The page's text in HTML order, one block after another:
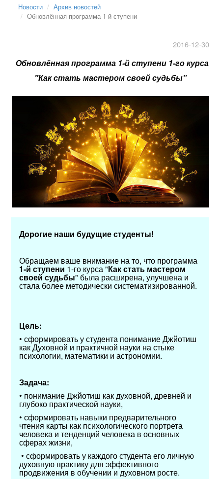
Новости
Архив новостей
Обновлённая программа 1-й ступени
2016-12-30
Обновлённая программа 1-й ступени 1-го курса
"Как стать мастером своей судьбы"
Дорогие наши будущие студенты!
Обращаем ваше внимание на то, что программа
1-й ступени 1-го курса "Как стать мастером
своей судьбы" была расширена, улучшена и
стала более методически систематизированной.
Цель:
• сформировать у студента понимание Джйотиш
как Духовной и практичной науки на стыке
психологии, математики и астрономии.
Задача:
• понимание Джйотиш как духовной, древней и
глубоко практической науки,
• сформировать навыки предварительного
чтения карты как психологического портрета
человека и тенденций человека в основных
сферах жизни,
• сформировать у каждого студента его личную
духовную практику для эффективного
продвижения в обучении и духовном росте.